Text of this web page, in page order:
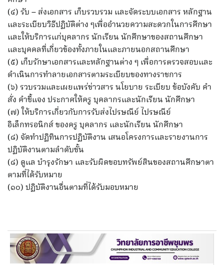
(๔) รับ – ส่งเอกสาร เก็บรวบรวม และจัดระบบเอกสาร หลักฐาน
และระเบียบวิธีปฏิบัติต่าง ๆเพื่ออำนวยความสะดวกในการศึกษา
และให้บริการแก่บุคลากร นักเรียน นักศึกษาของสถานศึกษา
และบุคคลที่เกี่ยวข้องทั้งภายในและภายนอกสถานศึกษา
(๕) เก็บรักษาเอกสารและหลักฐานต่าง ๆ เพื่อการตรวจสอบและ
ดำเนินการทำลายเอกสารตามระเบียบของทางราชการ
(๖) รวบรวมและเผยแพร่ข่าวสาร นโยบาย ระเบียบ ข้อบังคับ คำ
สั่ง คำชี้แจง ประกาศให้ครู บุคลากรและนักเรียน นักศึกษา
(๗) ให้บริการเกี่ยวกับการรับส่งไปรษณีย์ ไปรษณีย์
อิเล็กทรอนิกส์ ของครู บุคลากร และนักเรียน นักศึกษา
(๘) จัดทำปฏิทินการปฏิบัติงาน เสนอโครงการและรายงานการ
ปฏิบัติงานตามลำดับขั้น
(๘) ดูแล บำรุงรักษา และรับผิดขอบทรัพย์สินของสถานศึกษาตา
ตามที่ได้รับหมาย
(๑๐) ปฏิบัติงานอื่นตามที่ได้รับมอบหมาย